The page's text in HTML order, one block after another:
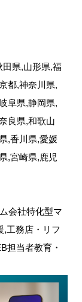
県,山形県,福
都,神奈川県,
阜県,静岡県,
良県,和歌山
,香川県,愛媛
,宮崎県,鹿児
会社特化型マ
,工務店・リフ
担当者教育・